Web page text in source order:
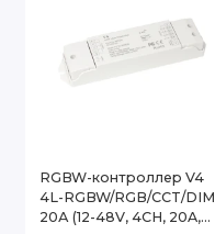
RGBW-контроллер V4
4L-RGBW/RGB/CCT/DIM
20А (12-48V, 4CH, 20A,